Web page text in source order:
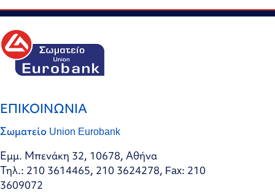
ΕΠΙΚΟΙΝΩΝΙΑ
Σωματείο Union Eurobank
Εμμ. Μπενάκη 32, 10678, Αθήνα
Τηλ.: 210 3614465, 210 3624278, Fax: 210
3609072